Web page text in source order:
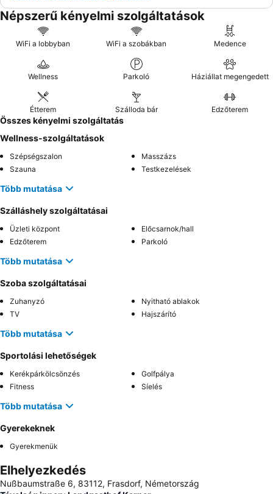
Népszerű kényelmi szolgáltatások
WiFi a lobbyban WiFi a szobákban Medence
Wellness Parkoló Háziállat megengedett
Étterem Szálloda bár Edzőterem
Összes kényelmi szolgáltatás
Wellness-szolgáltatások
Szépségszalon
Masszázs
Szauna
Testkezelések
Több mutatása
Szálláshely szolgáltatásai
Üzleti központ
Előcsarnok/hall
Edzőterem
Parkoló
Több mutatása
Szoba szolgáltatásai
Zuhanyzó
Nyitható ablakok
TV
Hajszárító
Több mutatása
Sportolási lehetőségek
Kerékpárkölcsönzés
Golfpálya
Fitness
Síelés
Több mutatása
Gyerekeknek
Gyerekmenük
Elhelyezkedés
Nußbaumstraße 6, 83112, Frasdorf, Németország